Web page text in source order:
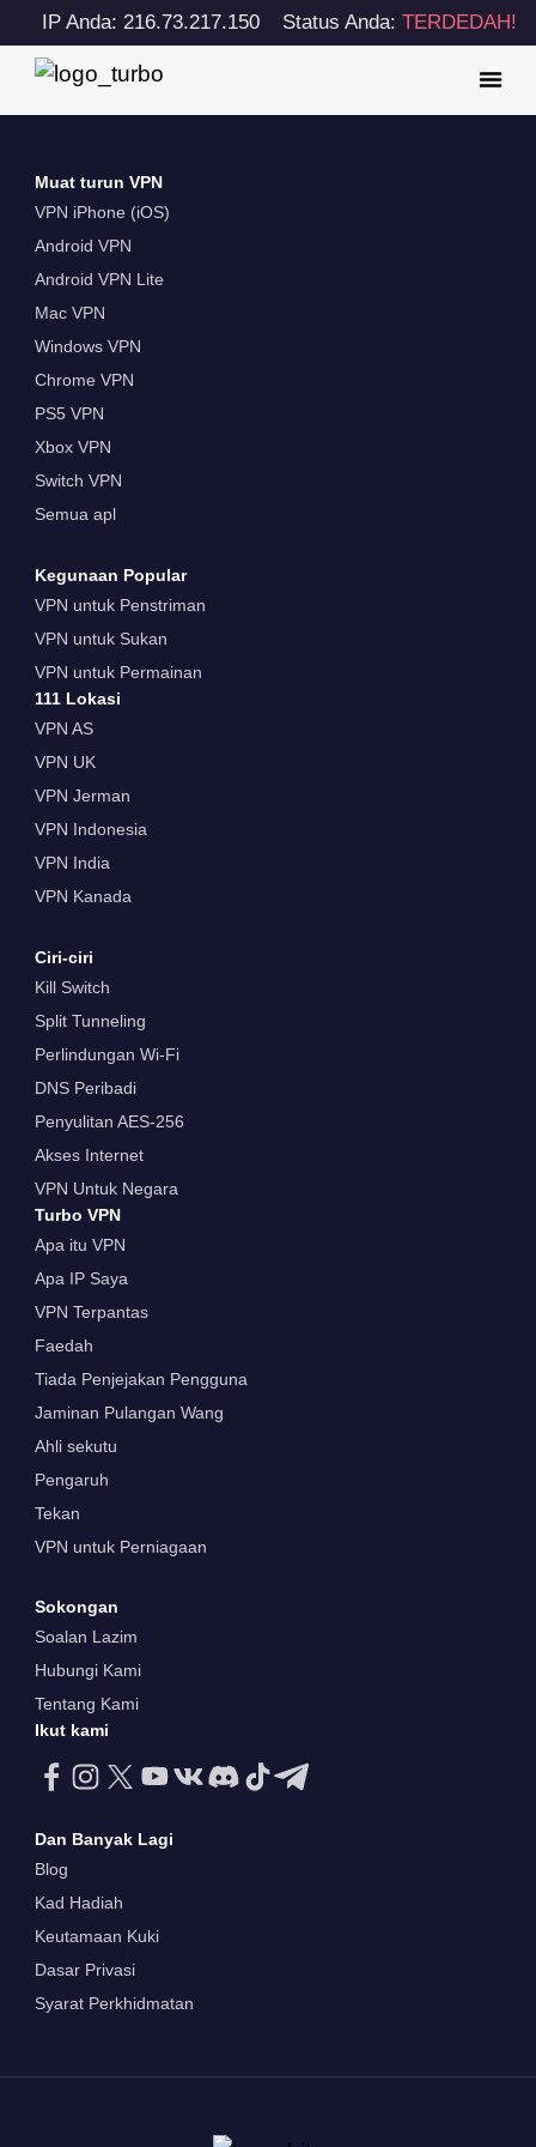
IP Anda: 216.73.217.150 Status Anda:TERDEDAH!
Muat turun VPN
VPN iPhone (iOS)
Android VPN
Android VPN Lite
Mac VPN
Windows VPN
Chrome VPN
PS5 VPN
Xbox VPN
Switch VPN
Semua apl
Kegunaan Popular
VPN untuk Penstriman
VPN untuk Sukan
VPN untuk Permainan
111 Lokasi
VPN AS
VPN UK
VPN Jerman
VPN Indonesia
VPN India
VPN Kanada
Ciri-ciri
Kill Switch
Split Tunneling
Perlindungan Wi-Fi
DNS Peribadi
Penyulitan AES-256
Akses Internet
VPN Untuk Negara
Turbo VPN
Apa itu VPN
Apa IP Saya
VPN Terpantas
Faedah
Tiada Penjejakan Pengguna
Jaminan Pulangan Wang
Ahli sekutu
Pengaruh
Tekan
VPN untuk Perniagaan
Sokongan
Soalan Lazim
Hubungi Kami
Tentang Kami
Ikut kami
Dan Banyak Lagi
Blog
Kad Hadiah
Keutamaan Kuki
Dasar Privasi
Syarat Perkhidmatan